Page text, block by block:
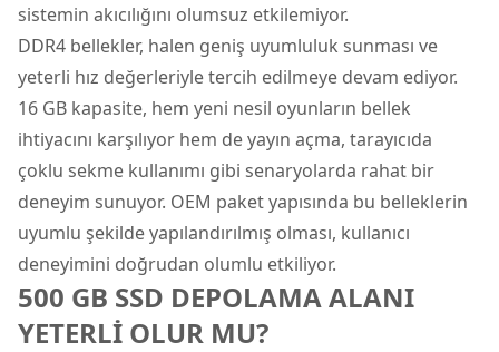
sistemin akıcılığını olumsuz etkilemiyor.
DDR4 bellekler, halen geniş uyumluluk sunması ve
yeterli hız değerleriyle tercih edilmeye devam ediyor.
16 GB kapasite, hem yeni nesil oyunların bellek
ihtiyacını karşılıyor hem de yayın açma, tarayıcıda
çoklu sekme kullanımı gibi senaryolarda rahat bir
deneyim sunuyor. OEM paket yapısında bu belleklerin
uyumlu şekilde yapılandırılmış olması, kullanıcı
deneyimini doğrudan olumlu etkiliyor.
500 GB SSD DEPOLAMA ALANI
YETERLİ OLUR MU?